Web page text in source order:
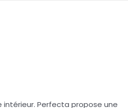
Perfecta propose une